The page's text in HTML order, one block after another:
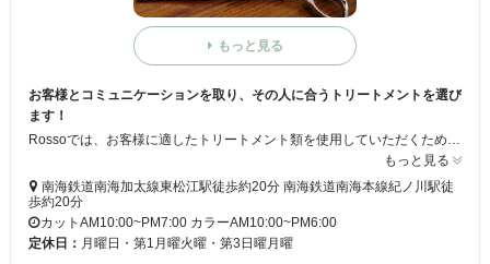
もっと見る
お客様とコミュニケーションを取り、その人に合うトリートメントを選び
ます！
Rossoでは、お客様に適したトリートメント類を使用していただくため、カウンセリングを通してお客様の状況把握をしていきます♪また、お客様がご自宅にいるようにくつろいでもらう環境作りをコンセプトに営業をしています！カット、カラーなどのご相談がありましたら気軽に当店スタッフにご相談くださいませ☆
もっと見る
南海鉄道南海加太線東松江駅徒歩約20分 南海鉄道南海本線紀ノ川駅徒
歩約20分
カットAM10:00~PM7:00 カラーAM10:00~PM6:00
定休日： 月曜日・第1月曜火曜・第3日曜月曜